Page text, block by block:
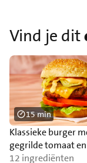
Vind je dit
Klassieke burger
gegrilde tomaat
12 ingrediënten
15 min